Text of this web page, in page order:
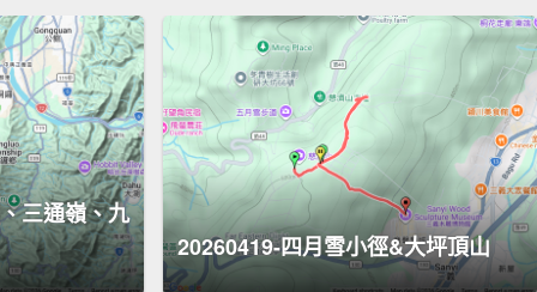
三通嶺、九
20260419-四月雪小徑&大坪頂山